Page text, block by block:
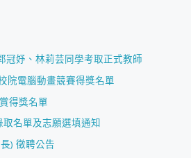
冠妤、林莉芸同學考取正式教師
院電腦動畫競賽得獎名單
得獎名單
名單及志願選填通知
) 徵聘公告